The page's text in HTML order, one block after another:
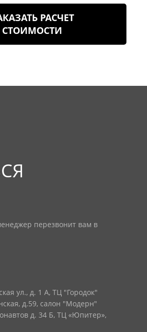
РАСЧЕТ
СТОИМОСТИ
перезвонит вам в
ул., д. 1 А, ТЦ "Городок"
д.59, салон "Модерн"
д. 34 Б, ТЦ «Юпитер»,